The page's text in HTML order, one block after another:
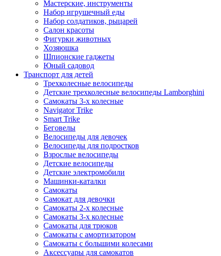
Мастерские, инструменты
Набор игрушечный еды
Набор солдатиков, рыцарей
Салон красоты
Фигурки животных
Хозяюшка
Шпионские гаджеты
Юный садовод
Транспорт для детей
Трехколесные велосипеды
Детские трехколесные велосипеды Lamborghini
Самокаты 3-х колесные
Navigator Trike
Smart Trike
Беговелы
Велосипеды для девочек
Велосипеды для подростков
Взрослые велосипеды
Детские велосипеды
Детские электромобили
Машинки-каталки
Самокаты
Самокат для девочки
Самокаты 2-х колесные
Самокаты 3-х колесные
Самокаты для трюков
Самокаты с амортизатором
Самокаты с большими колесами
Аксессуары для самокатов